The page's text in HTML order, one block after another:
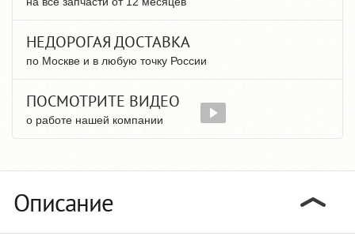
НЕДОРОГАЯ ДОСТАВКА
по Москве и в любую точку России
ПОСМОТРИТЕ ВИДЕО
о работе нашей компании
Описание